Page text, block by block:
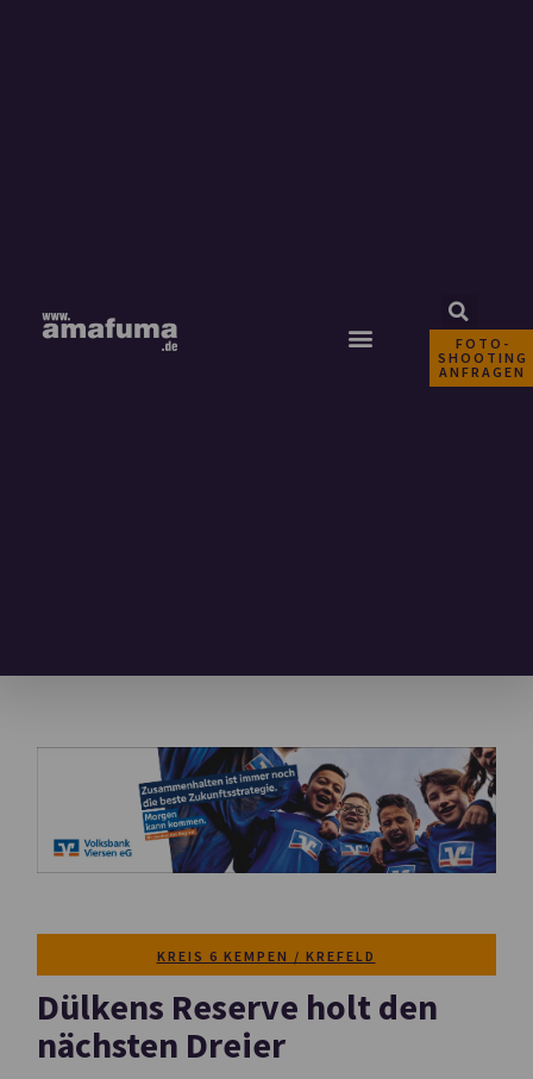
FOTO-
SHOOTING
ANFRAGEN
KREIS 6 KEMPEN / KREFELD
Dülkens Reserve holt den
nächsten Dreier